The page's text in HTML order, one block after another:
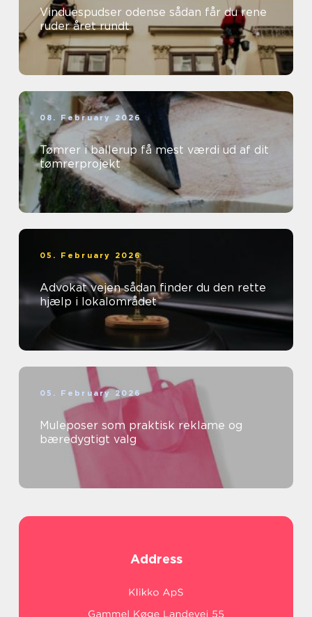
Vinduespudser odense sådan får du rene
ruder året rundt
08. February 2026
Tømrer i ballerup få mest værdi ud af dit
tømrerprojekt
05. February 2026
Advokat vejen sådan finder du den rette
hjælp i lokalområdet
05. February 2026
Muleposer som praktisk reklame og
bæredygtigt valg
Address